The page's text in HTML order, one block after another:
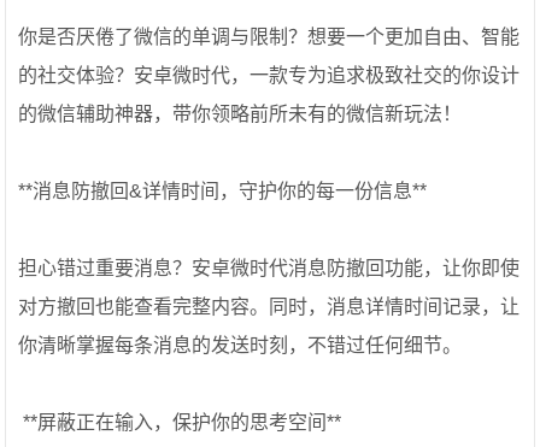
你是否厌倦了微信的单调与限制？想要一个更加自由、智能
的社交体验？安卓微时代，一款专为追求极致社交的你设计
的微信辅助神器，带你领略前所未有的微信新玩法！
**消息防撤回&详情时间，守护你的每一份信息**
担心错过重要消息？安卓微时代消息防撤回功能，让你即使
对方撤回也能查看完整内容。同时，消息详情时间记录，让
你清晰掌握每条消息的发送时刻，不错过任何细节。
️ **屏蔽正在输入，保护你的思考空间**